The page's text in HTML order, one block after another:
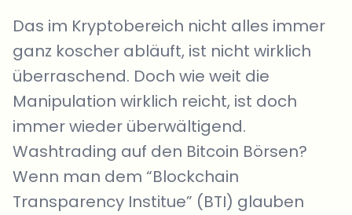
Das im Kryptobereich nicht alles immer
ganz koscher abläuft, ist nicht wirklich
überraschend. Doch wie weit die
Manipulation wirklich reicht, ist doch
immer wieder überwältigend.
Washtrading auf den Bitcoin Börsen?
Wenn man dem “Blockchain
Transparency Institue” (BTI) glauben